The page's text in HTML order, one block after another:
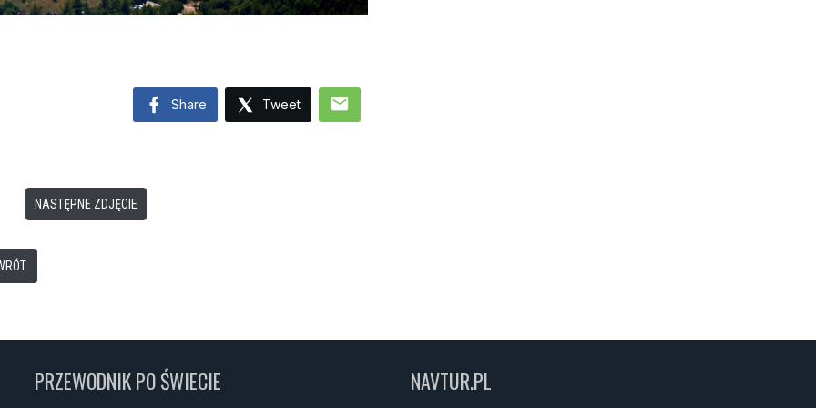
Share Tweet mail
NASTĘPNE ZDJĘCIE
PRZEWODNIK PO ŚWIECIE NAVTUR.PL